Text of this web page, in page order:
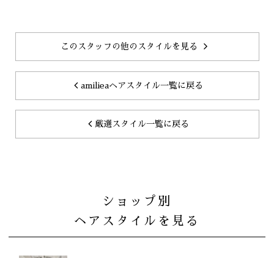
このスタッフの他のスタイルを見る
amilieaヘアスタイル一覧に戻る
厳選スタイル一覧に戻る
ショップ別
ヘアスタイルを見る